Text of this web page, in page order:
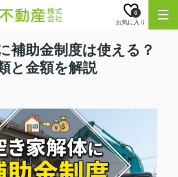
お気に入り
0
補助金制度は使える？
と金額を解説